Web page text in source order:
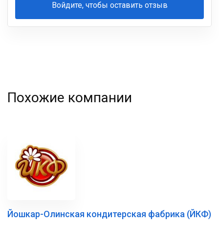
Войдите, чтобы оставить отзыв
Ваша
Похожие компании
Йошкар-Олинская кондитерская фабрика (ЙКФ)